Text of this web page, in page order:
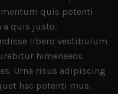
quis potenti
a quis justo.
libero vestibulum
himenaeos
Urna risus adipiscing
hac potenti mus.